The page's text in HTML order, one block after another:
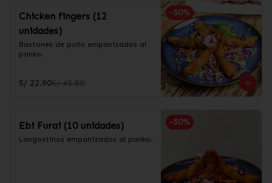
-50%
Chicken fingers (12
unidades)
Bastones de pollo empanizados al
panko.
S/ 22.90S/ 45.80
-50%
Ebi Furai (10 unidades)
Langostinos empanizados al panko.